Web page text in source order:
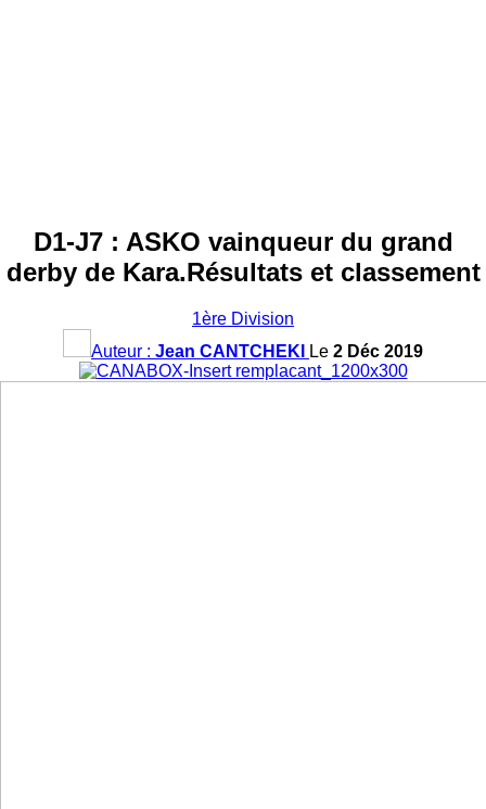
D1-J7 : ASKO vainqueur du grand
derby de Kara.Résultats et classement
1ère Division
Auteur : Jean CANTCHEKI Le 2 Déc 2019